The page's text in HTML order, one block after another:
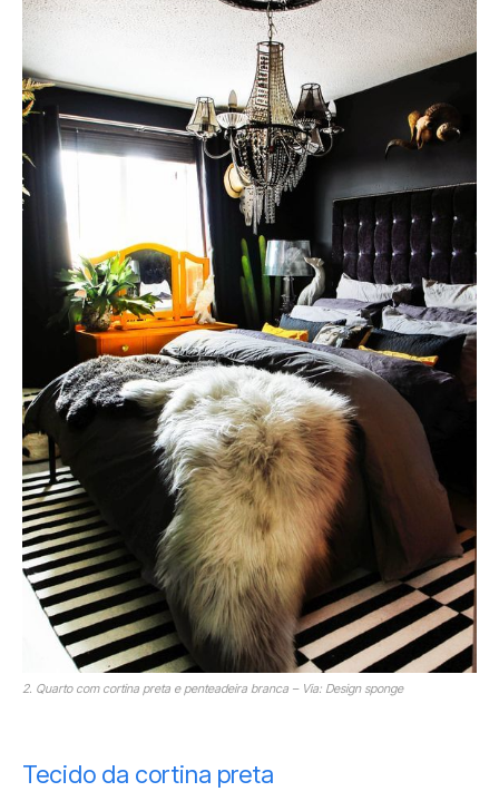
2. Quarto com cortina preta e penteadeira branca – Via: Design sponge
Tecido da cortina preta